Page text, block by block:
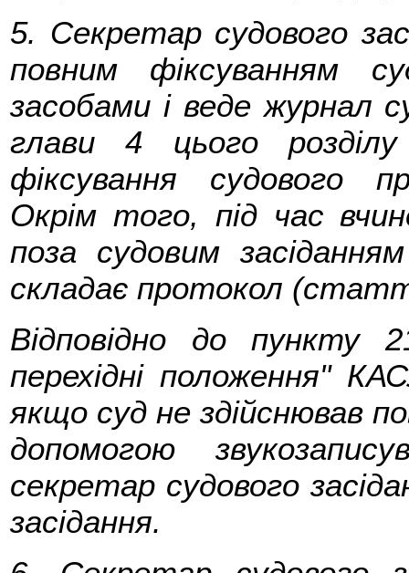
5. Секретар судового
повним фіксуванням
засобами і веде журнал
глави 4 цього
фіксування судового
Окрім того, під час
поза судовим
складає протокол
Відповідно до пункту
перехідні положення"
якщо суд не здійснював
допомогою
секретар судового
засідання.